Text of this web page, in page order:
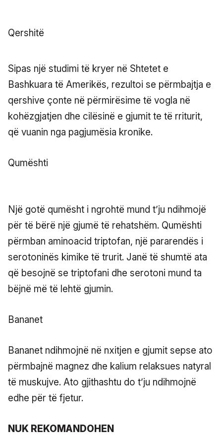
Qershitë
Sipas një studimi të kryer në Shtetet e
Bashkuara të Amerikës, rezultoi se përmbajtja e
qershive çonte në përmirësime të vogla në
kohëzgjatjen dhe cilësinë e gjumit te të rriturit,
që vuanin nga pagjumësia kronike.
Qumështi
Një gotë qumësht i ngrohtë mund t’ju ndihmojë
për të bërë një gjumë të rehatshëm. Qumështi
përmban aminoacid triptofan, një pararendës i
serotoninës kimike të trurit. Janë të shumtë ata
që besojnë se triptofani dhe serotoni mund ta
bëjnë më të lehtë gjumin.
Bananet
Bananet ndihmojnë në nxitjen e gjumit sepse ato
përmbajnë magnez dhe kalium relaksues natyral
të muskujve. Ato gjithashtu do t’ju ndihmojnë
edhe për të fjetur.
NUK REKOMANDOHEN